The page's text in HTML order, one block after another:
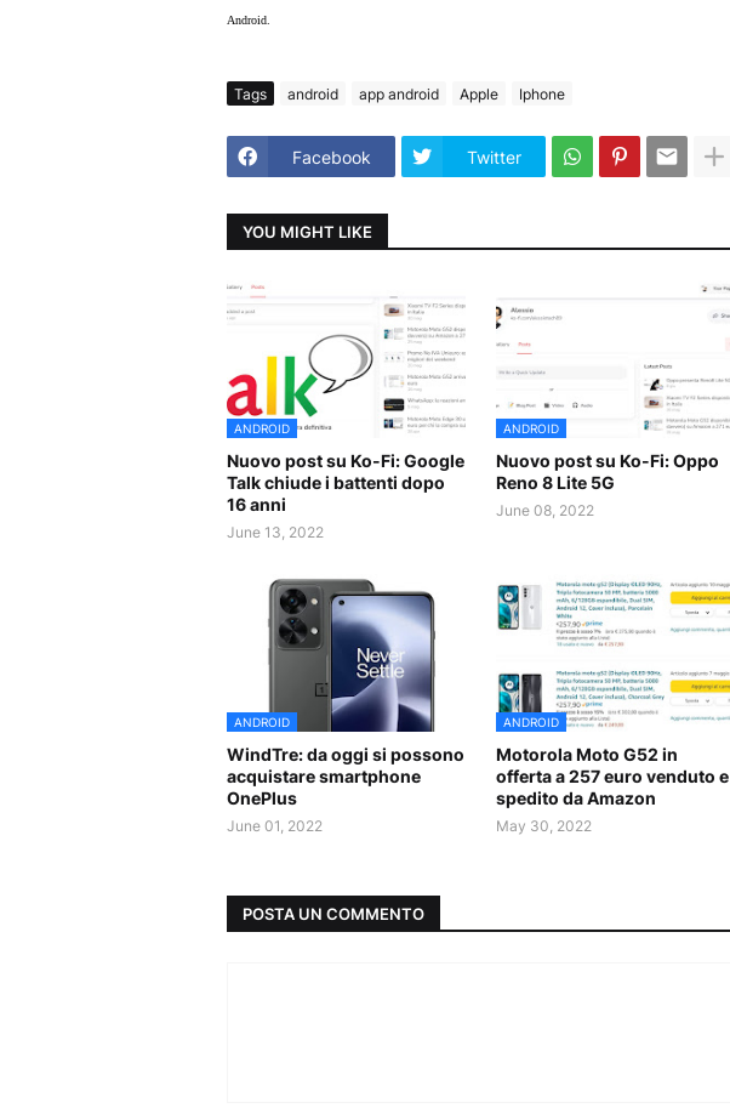
Android.
Tags android app android Apple Iphone
Facebook Twitter
YOU MIGHT LIKE
ANDROID
Nuovo post su Ko-Fi: Google
Talk chiude i battenti dopo
16 anni
June 13, 2022
ANDROID
Nuovo post su Ko-Fi: Oppo
Reno 8 Lite 5G
June 08, 2022
ANDROID
WindTre: da oggi si possono
acquistare smartphone
OnePlus
June 01, 2022
ANDROID
Motorola Moto G52 in
offerta a 257 euro venduto e
spedito da Amazon
May 30, 2022
POSTA UN COMMENTO